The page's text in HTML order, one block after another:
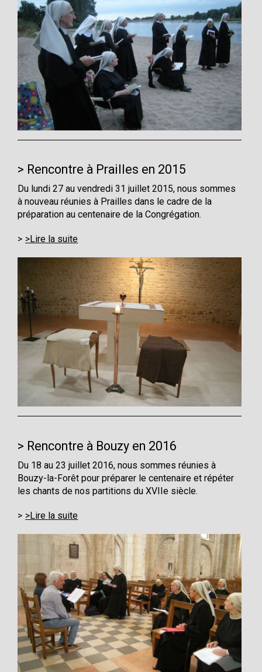
Rencontre à Prailles en 2015
Du lundi 27 au vendredi 31 juillet 2015, nous sommes
à nouveau réunies à Prailles dans le cadre de la
préparation au centenaire de la Congrégation.
>Lire la suite
Rencontre à Bouzy en 2016
Du 18 au 23 juillet 2016, nous sommes réunies à
Bouzy-la-Forêt pour préparer le centenaire et répéter
les chants de nos partitions du XVIIe siècle.
>Lire la suite